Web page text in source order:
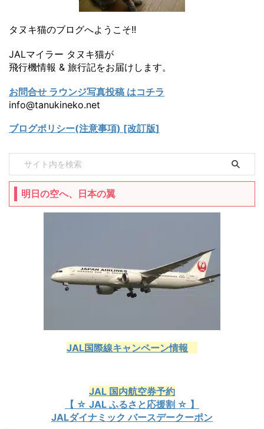
タヌキ猫のブログへようこそ!!
JALマイラー タヌキ猫が
飛行機情報 & 旅行記をお届けします。
お問合せ ラウンジ写真投稿 はコチラ
info@tanukineko.net
ブログポリシー(注意事項) [改訂版]
明日の空へ、日本の翼
JAL国際線キャンペーン情報
JAL 国内航空券予約
【 ☆ JAL ふるさと応援割 ☆ 】
JALダイナミック バースデークーポン